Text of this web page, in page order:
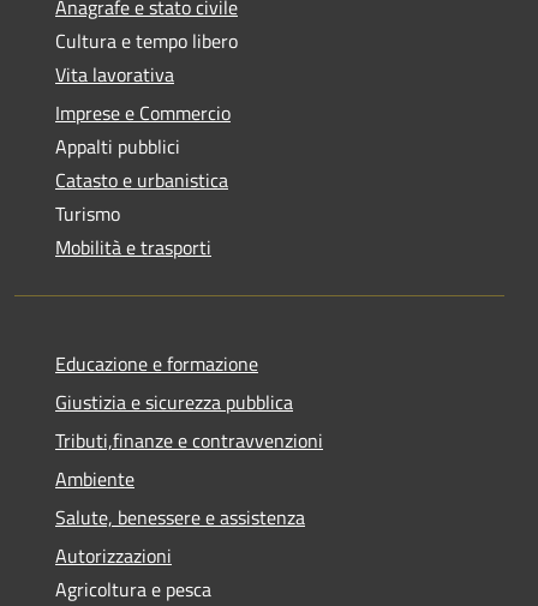
Anagrafe e stato civile
Cultura e tempo libero
Vita lavorativa
Imprese e Commercio
Appalti pubblici
Catasto e urbanistica
Turismo
Mobilità e trasporti
Educazione e formazione
Giustizia e sicurezza pubblica
Tributi,finanze e contravvenzioni
Ambiente
Salute, benessere e assistenza
Autorizzazioni
Agricoltura e pesca